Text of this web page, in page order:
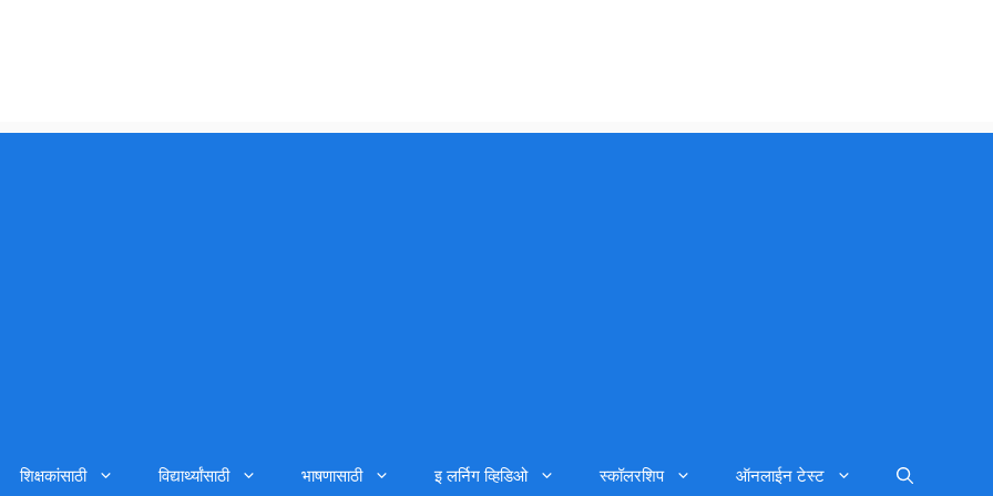
शिक्षकांसाठी विद्यार्थ्यांसाठी भाषणासाठी इ लर्निग व्हिडिओ स्कॉलरशिप ऑनलाईन टेस्ट